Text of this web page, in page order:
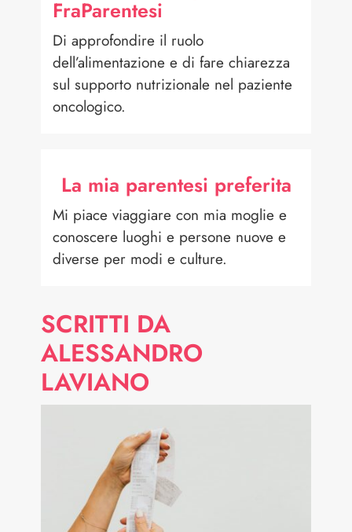
FraParentesi
Di approfondire il ruolo
dell’alimentazione e di fare chiarezza
sul supporto nutrizionale nel paziente
oncologico.
La mia parentesi preferita
Mi piace viaggiare con mia moglie e
conoscere luoghi e persone nuove e
diverse per modi e culture.
SCRITTI DA
ALESSANDRO
LAVIANO